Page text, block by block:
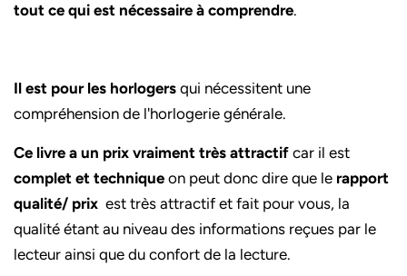
tout ce qui est nécessaire à comprendre.
Il est pour les horlogers qui nécessitent une
compréhension de l'horlogerie générale.
Ce livre a un prix vraiment très attractif car il est
complet et technique on peut donc dire que le rapport
qualité/ prix est très attractif et fait pour vous, la
qualité étant au niveau des informations reçues par le
lecteur ainsi que du confort de la lecture.